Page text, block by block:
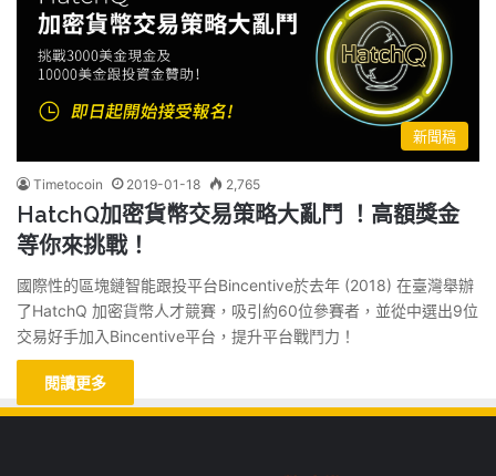
新聞稿
Timetocoin 2019-01-18 2,765
HatchQ加密貨幣交易策略大亂鬥 ！高額獎金
等你來挑戰！
國際性的區塊鏈智能跟投平台Bincentive於去年 (2018) 在臺灣舉辦
了HatchQ 加密貨幣人才競賽，吸引約60位參賽者，並從中選出9位
交易好手加入Bincentive平台，提升平台戰鬥力！
閱讀更多